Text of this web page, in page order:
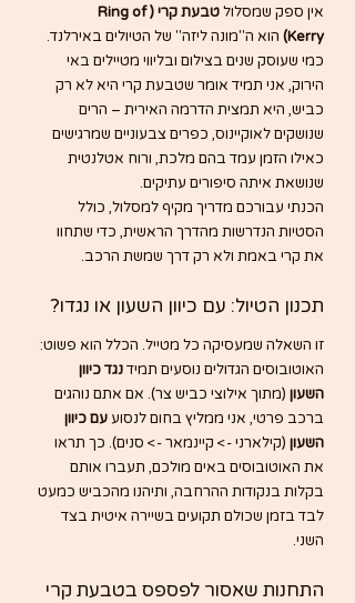
אין ספק שמסלול
טבעת קרי (Ring of
Kerry) הוא ה"מונה ליזה" של הטיולים באירלנד.
כמי שעוסק שנים בצילום ובליווי מטיילים באי
הירוק, אני תמיד אומר שטבעת קרי היא לא רק
כביש, היא תמצית הדרמה האירית – הרים
שנושקים לאוקיינוס, כפרים צבעוניים שמרגישים
כאילו הזמן עמד בהם מלכת, ורוח אטלנטית
שנושאת איתה סיפורים עתיקים.
הכנתי עבורכם מדריך מקיף למסלול, כולל
הסטיות הנדרשות מהדרך הראשית, כדי שתחוו
את קרי באמת ולא רק דרך שמשת הרכב.
תכנון הטיול: עם כיוון השעון או נגדו?
זו השאלה שמעסיקה כל מטייל. הכלל הוא פשוט:
האוטובוסים הגדולים נוסעים תמיד נגד כיוון
השעון (מתוך אילוצי כביש צר). אם אתם נוהגים
ברכב פרטי, אני ממליץ בחום לנסוע עם כיוון
השעון (קילארני -> קיינמאר -> סנים). כך תראו
את האוטובוסים באים מולכם, תעברו אותם
בקלות בנקודות ההרחבה, ותיהנו מהכביש כמעט
לבד בזמן שכולם תקועים בשיירה איטית בצד
השני.
התחנות שאסור לפספס בטבעת קרי